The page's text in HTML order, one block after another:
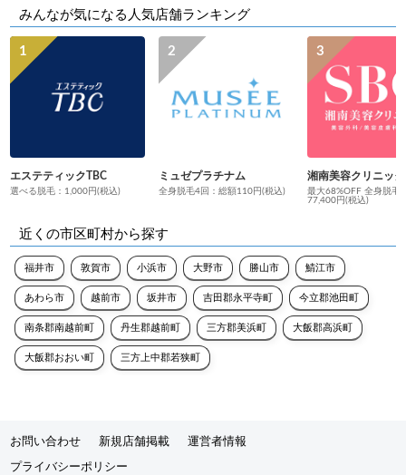
みんなが気になる人気店舗ランキング
エステティックTBC
選べる脱毛：1,000円(税込)
ミュゼプラチナム
全身脱毛4回：総額110円(税込)
湘南美容クリニック
最大68%OFF 全身脱毛
77,400円(税込)
近くの市区町村から探す
福井市 敦賀市 小浜市 大野市 勝山市 鯖江市
あわら市 越前市 坂井市 吉田郡永平寺町 今立郡池田町
南条郡南越前町 丹生郡越前町 三方郡美浜町 大飯郡高浜町
大飯郡おおい町 三方上中郡若狭町
お問い合わせ 新規店舗掲載 運営者情報
プライバシーポリシー